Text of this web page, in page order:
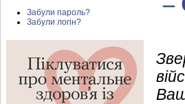
Забули пароль?
Забули логін?